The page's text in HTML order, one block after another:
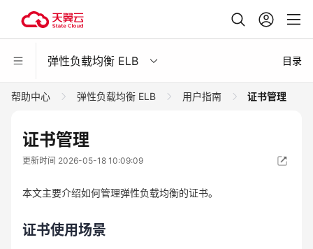
弹性负载均衡 ELB 目录
帮助中心 弹性负载均衡 ELB 用户指南 证书管理
证书管理
更新时间 2026-05-18 10:09:09
本文主要介绍如何管理弹性负载均衡的证书。
证书使用场景